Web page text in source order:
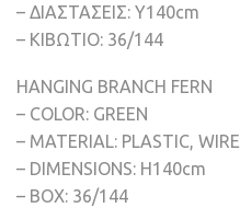
– ΔΙΑΣΤΑΣΕΙΣ: Y140cm
– ΚΙΒΩΤΙΟ: 36/144
HANGING BRANCH FERN
– COLOR: GREEN
– MATERIAL: PLASTIC, WIRE
– DIMENSIONS: Η140cm
– BOX: 36/144